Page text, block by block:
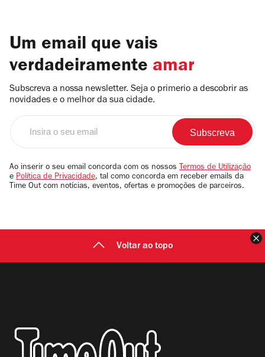
Um email que vais
verdadeiramente amar
Subscreva a nossa newsletter. Seja o primerio a descobrir as
novidades e o melhor da sua cidade.
email
Ao inserir o seu email concorda com os nossos Termos de Utilização
e Política de Privacidade, tal como concorda em receber emails da
Time Out com notícias, eventos, ofertas e promoções de parceiros.
Voltar ao topo